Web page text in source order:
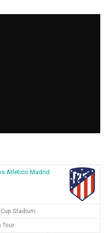
Atletico Madrid
Stadium
Tour